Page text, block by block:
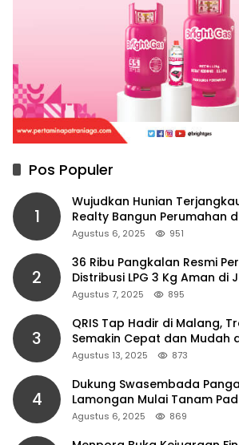
Pos Populer
1
Wujudkan Hunian
Realty Bangun Perumahan
Agustus 6, 2025 951
2
36 Ribu Pangkalan Resmi
Distribusi LPG 3 Kg Aman di
Agustus 7, 2025 895
3
QRIS Tap Hadir di Malang,
Semakin Cepat dan Mudah
NFC
Agustus 13, 2025 873
4
Dukung Swasembada
Lamongan Mulai Tanam
Agustus 6, 2025 869